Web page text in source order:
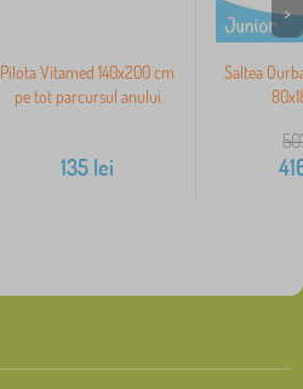
Pilota Vitamed 140x200 cm
pe tot parcursul anului
135 lei
Saltea
>